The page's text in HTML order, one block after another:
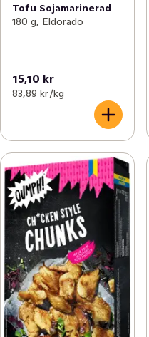
Tofu Sojamarinerad
180 g, Eldorado
15,10 kr
83,89 kr /kg